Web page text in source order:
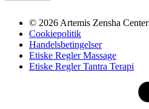
© 2026 Artemis Zensha Center
Cookiepolitik
Handelsbetingelser
Etiske Regler Massage
Etiske Regler Tantra Terapi